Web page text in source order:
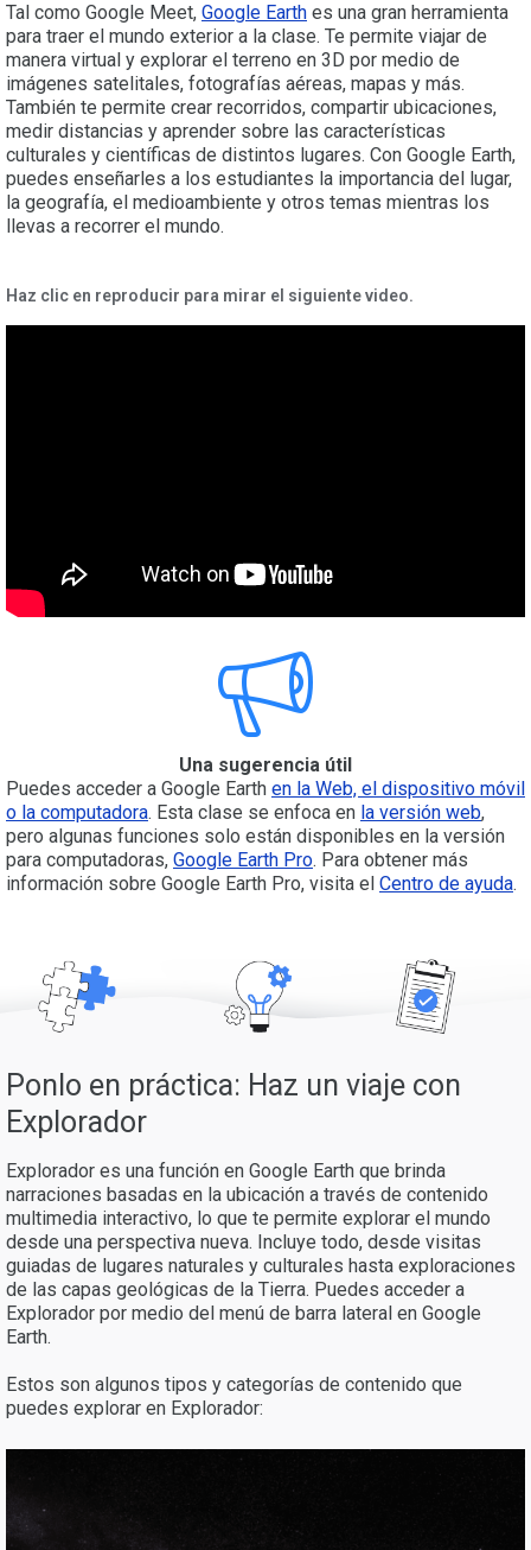
Tal como Google Meet, Google Earth es una gran herramienta
para traer el mundo exterior a la clase. Te permite viajar de
manera virtual y explorar el terreno en 3D por medio de
imágenes satelitales, fotografías aéreas, mapas y más.
También te permite crear recorridos, compartir ubicaciones,
medir distancias y aprender sobre las características
culturales y científicas de distintos lugares. Con Google Earth,
puedes enseñarles a los estudiantes la importancia del lugar,
la geografía, el medioambiente y otros temas mientras los
llevas a recorrer el mundo.
Haz clic en reproducir para mirar el siguiente video.
Una sugerencia útil
Puedes acceder a Google Earth en la Web, el dispositivo móvil
o la computadora. Esta clase se enfoca en la versión web,
pero algunas funciones solo están disponibles en la versión
para computadoras, Google Earth Pro. Para obtener más
información sobre Google Earth Pro, visita el Centro de ayuda.
Ponlo en práctica: Haz un viaje con
Explorador
Explorador es una función en Google Earth que brinda
narraciones basadas en la ubicación a través de contenido
multimedia interactivo, lo que te permite explorar el mundo
desde una perspectiva nueva. Incluye todo, desde visitas
guiadas de lugares naturales y culturales hasta exploraciones
de las capas geológicas de la Tierra. Puedes acceder a
Explorador por medio del menú de barra lateral en Google
Earth.
Estos son algunos tipos y categorías de contenido que
puedes explorar en Explorador: